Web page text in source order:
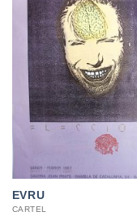
EVRU
CARTEL